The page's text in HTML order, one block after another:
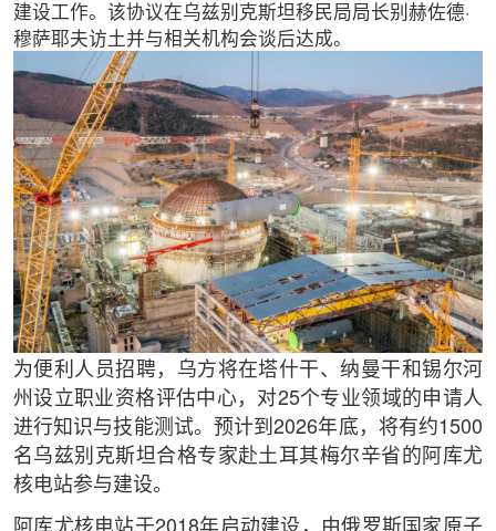
建设工作。该协议在乌兹别克斯坦移民局局长别赫佐德·
穆萨耶夫访土并与相关机构会谈后达成。
为便利人员招聘，乌方将在塔什干、纳曼干和锡尔河
州设立职业资格评估中心，对25个专业领域的申请人
进行知识与技能测试。预计到2026年底，将有约1500
名乌兹别克斯坦合格专家赴土耳其梅尔辛省的阿库尤
核电站参与建设。